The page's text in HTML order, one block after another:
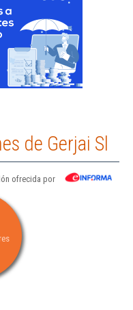
de Gerjai Sl
ofrecida por